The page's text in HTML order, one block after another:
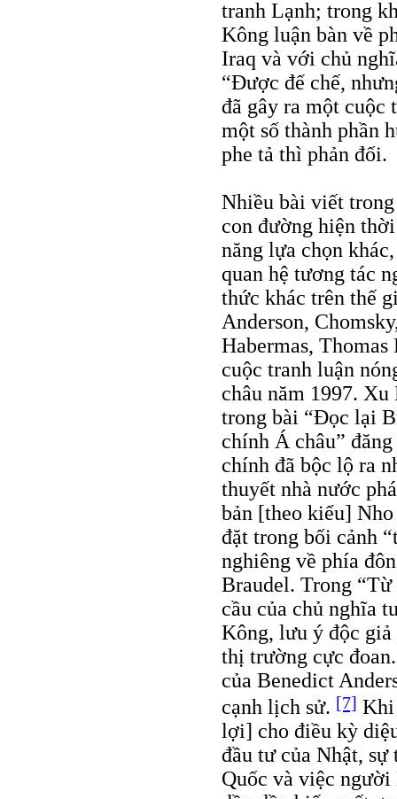
tranh Lạnh; trong
Kông luận bàn về
Iraq và với chủ
“Ðược đế chế,
đã gây ra một cuộc
một số thành phần
phe tả thì phản đối.
Nhiều bài viết
con đường hiện
năng lựa chọn
quan hệ tương tác
thức khác trên thế
Anderson,
Habermas, Thomas
cuộc tranh luận
châu năm 1997.
trong bài “Ðọc lại
chính Á châu”
chính đã bộc lộ ra
thuyết nhà nước
bản [theo kiểu]
đặt trong bối cảnh
nghiêng về phía
Braudel. Trong
cầu của chủ nghĩa
Kông, lưu ý độc giả
thị trường cực
của Benedict
cạnh lịch sử. [7] Khi
lợi] cho điều kỳ
đầu tư của Nhật, sự
Quốc và việc